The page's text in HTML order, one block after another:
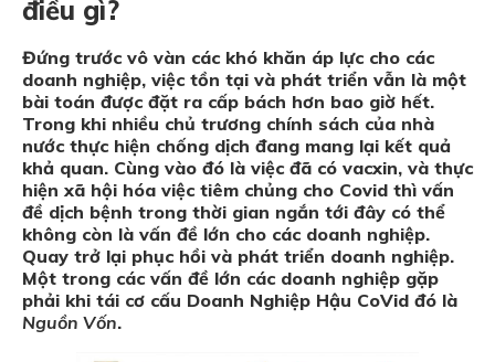
điều gì?
Đứng trước vô vàn các khó khăn áp lực cho các
doanh nghiệp, việc tồn tại và phát triển vẫn là một
bài toán được đặt ra cấp bách hơn bao giờ hết.
Trong khi nhiều chủ trương chính sách của nhà
nước thực hiện chống dịch đang mang lại kết quả
khả quan. Cùng vào đó là việc đã có vacxin, và thực
hiện xã hội hóa việc tiêm chủng cho Covid thì vấn
đề dịch bệnh trong thời gian ngắn tới đây có thể
không còn là vấn đề lớn cho các doanh nghiệp.
Quay trở lại phục hồi và phát triển doanh nghiệp.
Một trong các vấn đề lớn các doanh nghiệp gặp
phải khi tái cơ cấu Doanh Nghiệp Hậu CoVid đó là
Nguồn Vốn.